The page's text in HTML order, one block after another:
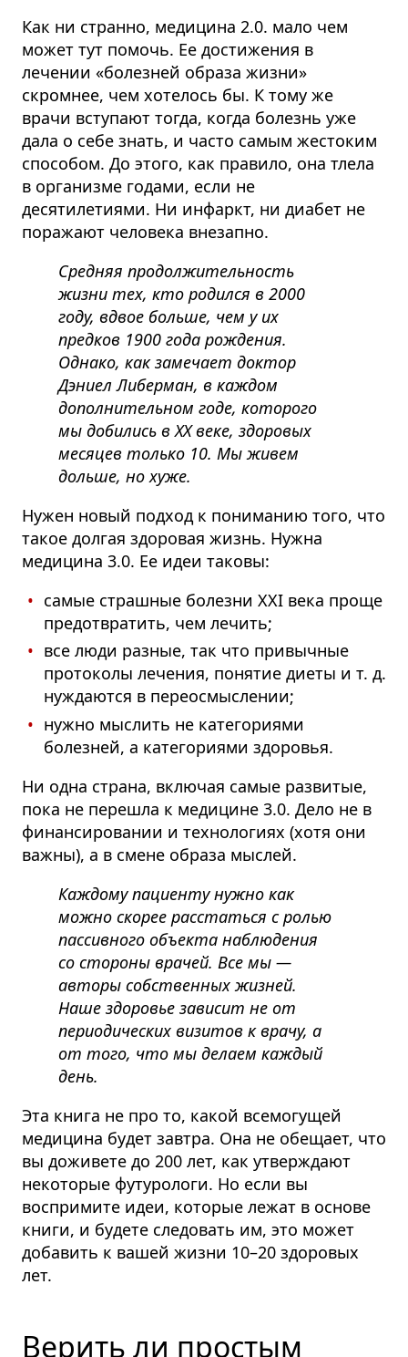
Как ни странно, медицина 2.0. мало чем
может тут помочь. Ее достижения в
лечении «болезней образа жизни»
скромнее, чем хотелось бы. К тому же
врачи вступают тогда, когда болезнь уже
дала о себе знать, и часто самым жестоким
способом. До этого, как правило, она тлела
в организме годами, если не
десятилетиями. Ни инфаркт, ни диабет не
поражают человека внезапно.
Средняя продолжительность
жизни тех, кто родился в 2000
году, вдвое больше, чем у их
предков 1900 года рождения.
Однако, как замечает доктор
Дэниел Либерман, в каждом
дополнительном годе, которого
мы добились в XX веке, здоровых
месяцев только 10. Мы живем
дольше, но хуже.
Нужен новый подход к пониманию того, что
такое долгая здоровая жизнь. Нужна
медицина 3.0. Ее идеи таковы:
самые страшные болезни XXI века проще
предотвратить, чем лечить;
все люди разные, так что привычные
протоколы лечения, понятие диеты и т. д.
нуждаются в переосмыслении;
нужно мыслить не категориями
болезней, а категориями здоровья.
Ни одна страна, включая самые развитые,
пока не перешла к медицине 3.0. Дело не в
финансировании и технологиях (хотя они
важны), а в смене образа мыслей.
Каждому пациенту нужно как
можно скорее расстаться с ролью
пассивного объекта наблюдения
со стороны врачей. Все мы —
авторы собственных жизней.
Наше здоровье зависит не от
периодических визитов к врачу, а
от того, что мы делаем каждый
день.
Эта книга не про то, какой всемогущей
медицина будет завтра. Она не обещает, что
вы доживете до 200 лет, как утверждают
некоторые футурологи. Но если вы
воспримите идеи, которые лежат в основе
книги, и будете следовать им, это может
добавить к вашей жизни 10–20 здоровых
лет.
Верить ли простым